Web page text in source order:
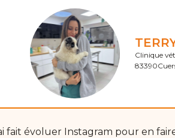
Clinique
83390
fait évoluer Instagram pour en